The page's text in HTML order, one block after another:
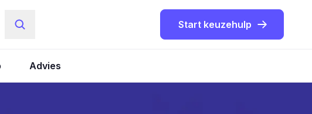
Start keuzehulp
Advies